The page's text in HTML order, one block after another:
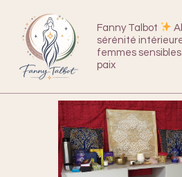
contenu
Fanny Talbot
sérénité
femmes
paix